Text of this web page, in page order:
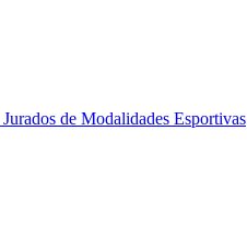
Jurados de Modalidades Esportivas